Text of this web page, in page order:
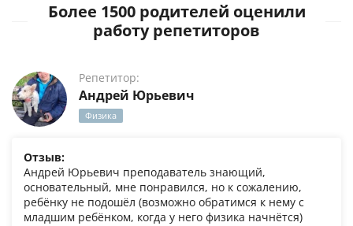
Более 1500 родителей оценили
работу репетиторов
Репетитор:
Андрей Юрьевич
Физика
Отзыв:
Андрей Юрьевич преподаватель знающий,
основательный, мне понравился, но к сожалению,
ребёнку не подошёл (возможно обратимся к нему с
младшим ребёнком, когда у него физика начнётся)